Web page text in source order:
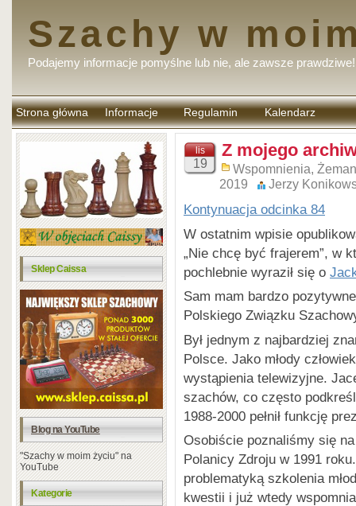
Szachy w
Podajemy informacje pomyślne lub nie, ale zawsze prawdziwe!
Strona główna Informacje Regulamin
komentarzy
Kalendarz
Sklep Caissa
Blog na YouTube
"Szachy w moim życiu" na
YouTube
Kategorie
lis
19
Z mojego
Wspomnienia,
2019
Jerzy
Kontynuacja odcinka 84
W ostatnim wpisie
„Nie chcę być frajerem”, w
pochlebnie wyraził się o
Sam mam bardzo
Polskiego Związku
Był jednym z najbardziej
Polsce. Jako młody
wystąpienia telewizyjne.
szachów, co często
1988-2000 pełnił funkcję
Osobiście poznaliśmy się
Polanicy Zdroju w 1991
problematyką szkolenia
kwestii i już wtedy